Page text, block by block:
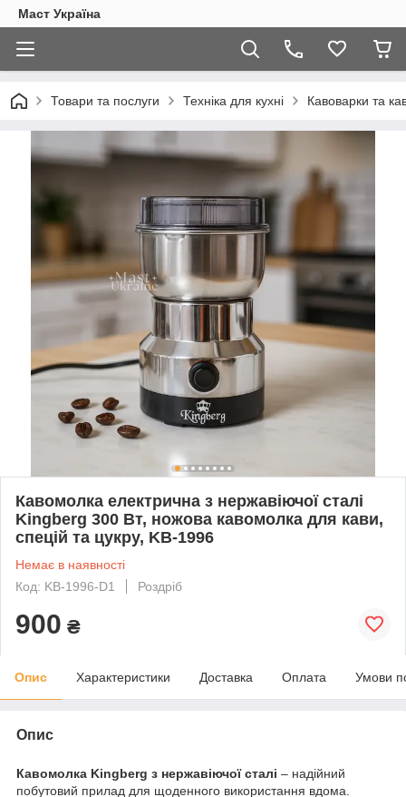
Маст Україна
Товари та послуги Техніка для кухні Кавоварки та
Кавомолка електрична з нержавіючої сталі
Kingberg 300 Вт, ножова кавомолка для кави,
спецій та цукру, KB-1996
Немає в наявності
Код: KB-1996-D1
Роздріб
900 ₴
Опис Характеристики Доставка Оплата Умови
Опис
Кавомолка Kingberg з нержавіючої сталі – надійний
побутовий прилад для щоденного використання вдома.